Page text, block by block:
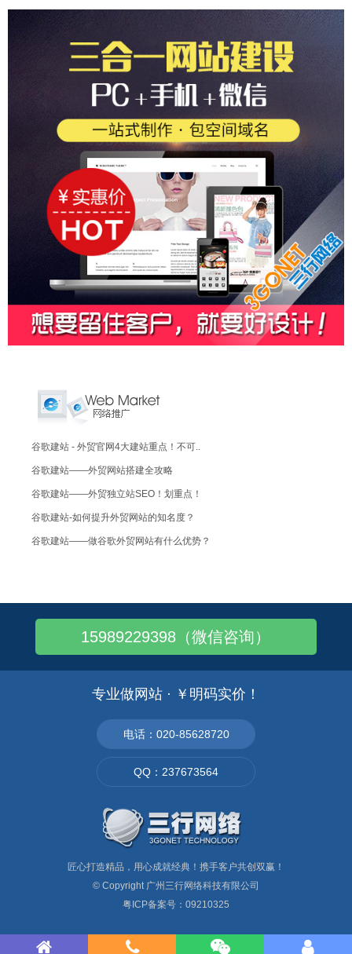
谷歌建站 - 外贸官网4大建站重点！不可..
谷歌建站——外贸网站搭建全攻略
谷歌建站——外贸独立站SEO！划重点！
谷歌建站-如何提升外贸网站的知名度？
谷歌建站——做谷歌外贸网站有什么优势？
Google外贸建站推广-如何提炼广告语..
Google外贸建站——谷歌推广技巧！
Google外贸建站——谷歌推广实用小技..
15989229398（微信咨询）
专业做网站 · ￥明码实价！
电话：020-85628720
QQ：237673564
匠心打造精品，用心成就经典！携手客户共创双赢！
© Copyright 广州三行网络科技有限公司
粤ICP备案号：09210325